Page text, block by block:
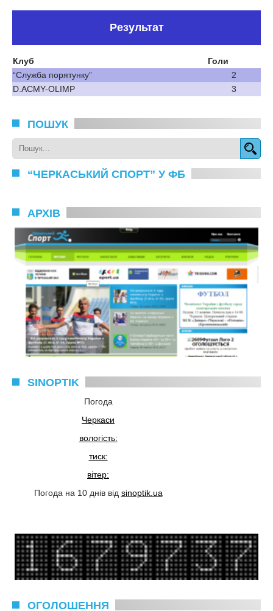
Результат
Клуб
Голи
“Служба порятунку”
2
D.ACMY-OLIMP
3
ПОШУК
“ЧЕРКАСЬКИЙ СПОРТ” У ФБ
АРХІВ
SINOPTIK
Погода
Черкаси
вологість:
тиск:
вітер:
Погода на 10 днів від sinoptik.ua
ОГОЛОШЕННЯ